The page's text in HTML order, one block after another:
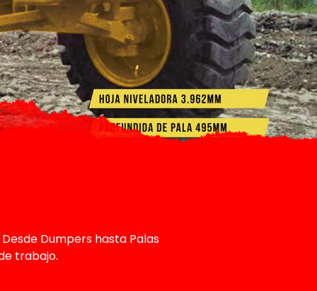
Dumpers hasta Palas
trabajo.